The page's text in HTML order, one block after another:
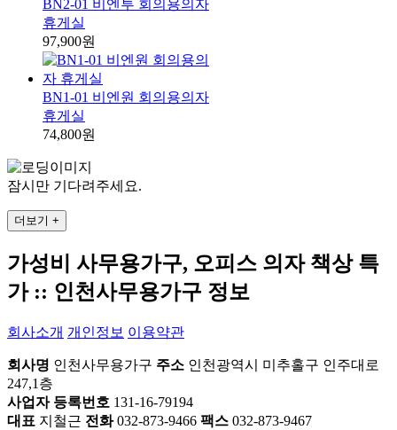
BN2-01 비엔투 회의용의자
휴게실
97,900원
BN1-01 비엔원 회의용의자
휴게실
74,800원
잠시만 기다려주세요.
더보기 +
가성비 사무용가구, 오피스 의자 책상 특
가 :: 인천사무용가구 정보
회사소개 개인정보 이용약관
회사명 인천사무용가구 주소 인천광역시 미추홀구 인주대로
247,1층
사업자 등록번호 131-16-79194
대표 지철근 전화032-873-9466 팩스 032-873-9467